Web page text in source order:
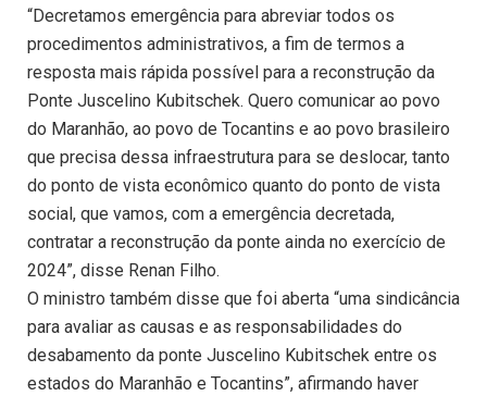
“Decretamos emergência para abreviar todos os
procedimentos administrativos, a fim de termos a
resposta mais rápida possível para a reconstrução da
Ponte Juscelino Kubitschek. Quero comunicar ao povo
do Maranhão, ao povo de Tocantins e ao povo brasileiro
que precisa dessa infraestrutura para se deslocar, tanto
do ponto de vista econômico quanto do ponto de vista
social, que vamos, com a emergência decretada,
contratar a reconstrução da ponte ainda no exercício de
2024”, disse Renan Filho.
O ministro também disse que foi aberta “uma sindicância
para avaliar as causas e as responsabilidades do
desabamento da ponte Juscelino Kubitschek entre os
estados do Maranhão e Tocantins”, afirmando haver